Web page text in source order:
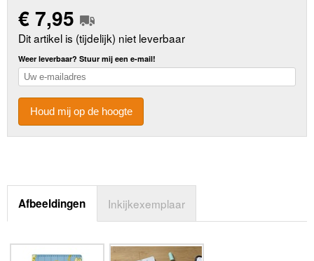
€7,95
Dit artikel is (tijdelijk) niet leverbaar
Weer leverbaar? Stuur mij een e-mail!
Houd mij op de hoogte
Afbeeldingen Inkijkexemplaar